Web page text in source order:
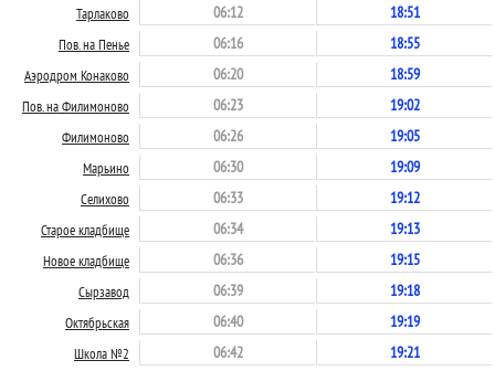
Тарлаково 06:12 18:51
Пов. на Пенье 06:16 18:55
Аэродром Конаково 06:20 18:59
Пов. на Филимоново 06:23 19:02
Филимоново 06:26 19:05
Марьино 06:30 19:09
Селихово 06:33 19:12
Старое кладбище 06:34 19:13
Новое кладбище 06:36 19:15
Сырзавод 06:39 19:18
Октябрьская 06:40 19:19
Школа №2 06:42 19:21